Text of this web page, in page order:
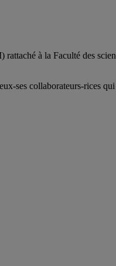
à la Faculté des
-ses collaborateurs-rices qui